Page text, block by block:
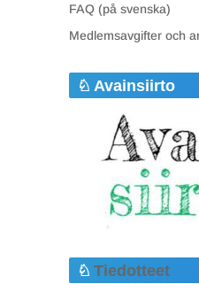
FAQ (på svenska)
Medlemsavgifter och
Avainsiirto
Tiedotteet